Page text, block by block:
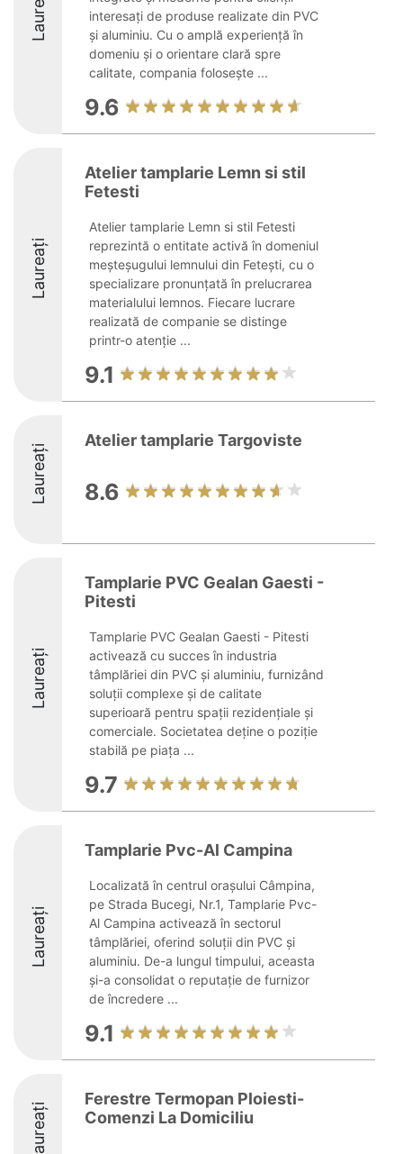
interesați de produse realizate din PVC
și aluminiu. Cu o amplă experiență în
domeniu și o orientare clară spre
calitate, compania folosește ...
9.6
Laureați
Atelier tamplarie Lemn si stil
Fetesti
Atelier tamplarie Lemn si stil Fetesti
reprezintă o entitate activă în domeniul
meșteșugului lemnului din Fetești, cu o
specializare pronunțată în prelucrarea
materialului lemnos. Fiecare lucrare
realizată de companie se distinge
printr-o atenție ...
9.1
Laureați
Atelier tamplarie Targoviste
8.6
Laureați
Tamplarie PVC Gealan Gaesti -
Pitesti
Tamplarie PVC Gealan Gaesti - Pitesti
activează cu succes în industria
tâmplăriei din PVC și aluminiu, furnizând
soluții complexe și de calitate
superioară pentru spații rezidențiale și
comerciale. Societatea deține o poziție
stabilă pe piața ...
9.7
Laureați
Tamplarie Pvc-Al Campina
Localizată în centrul orașului Câmpina,
pe Strada Bucegi, Nr.1, Tamplarie Pvc-
Al Campina activează în sectorul
tâmplăriei, oferind soluții din PVC și
aluminiu. De-a lungul timpului, aceasta
și-a consolidat o reputație de furnizor
de încredere ...
9.1
Laureați
Ferestre Termopan Ploiesti-
Comenzi La Domiciliu